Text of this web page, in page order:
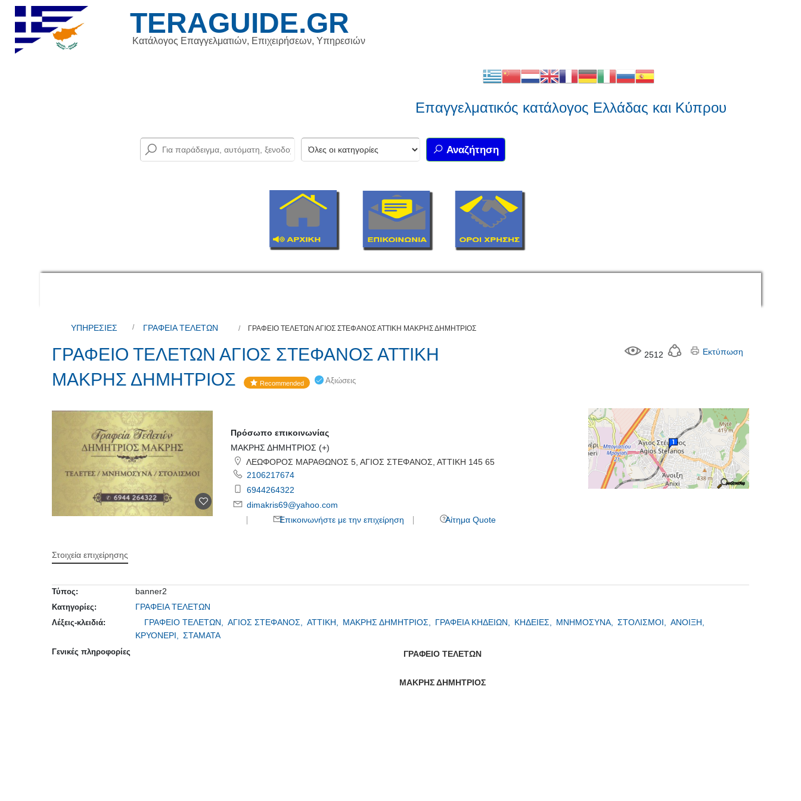
Κατάλογος Επαγγελματιών, Επιχειρήσεων, Υπηρεσιών
TERAGUIDE.GR
Επαγγελματικός κατάλογος Ελλάδας και Κύπρου
Αναζήτηση
ΥΠΗΡΕΣΙΕΣ ΓΡΑΦΕΙΑ ΤΕΛΕΤΩΝ ΓΡΑΦΕΙΟ ΤΕΛΕΤΩΝ ΑΓΙΟΣ ΣΤΕΦΑΝΟΣ ΑΤΤΙΚΗ ΜΑΚΡΗΣ ΔΗΜΗΤΡΙΟΣ
ΓΡΑΦΕΙΟ ΤΕΛΕΤΩΝ ΑΓΙΟΣ ΣΤΕΦΑΝΟΣ ΑΤΤΙΚΗ
ΜΑΚΡΗΣ ΔΗΜΗΤΡΙΟΣ
Recommended Αξιώσεις
2512 Εκτύπωση
Πρόσωπο επικοινωνίας
ΜΑΚΡΗΣ ΔΗΜΗΤΡΙΟΣ (+)
ΛΕΩΦΟΡΟΣ ΜΑΡΑΘΩΝΟΣ 5, ΑΓΙΟΣ ΣΤΕΦΑΝΟΣ, ΑΤΤΙΚΗ 145 65
2106217674
6944264322
dimakris69@yahoo.com
Επικοινωνήστε με την επιχείρηση
Αίτημα Quote
Στοιχεία επιχείρησης
Τύπος: banner2
Κατηγορίες: ΓΡΑΦΕΙΑ ΤΕΛΕΤΩΝ
Λέξεις-κλειδιά: ΓΡΑΦΕΙΟ ΤΕΛΕΤΩΝ, ΑΓΙΟΣ ΣΤΕΦΑΝΟΣ, ΑΤΤΙΚΗ, ΜΑΚΡΗΣ ΔΗΜΗΤΡΙΟΣ, ΓΡΑΦΕΙΑ ΚΗΔΕΙΩΝ, ΚΗΔΕΙΕΣ, ΜΝΗΜΟΣΥΝΑ, ΣΤΟΛΙΣΜΟΙ,
ΑΝΟΙΞΗ,
ΚΡΥΟΝΕΡΙ,
ΣΤΑΜΑΤΑ
Γενικές πληροφορίες ΓΡΑΦΕΙΟ ΤΕΛΕΤΩΝ
ΜΑΚΡΗΣ ΔΗΜΗΤΡΙΟΣ